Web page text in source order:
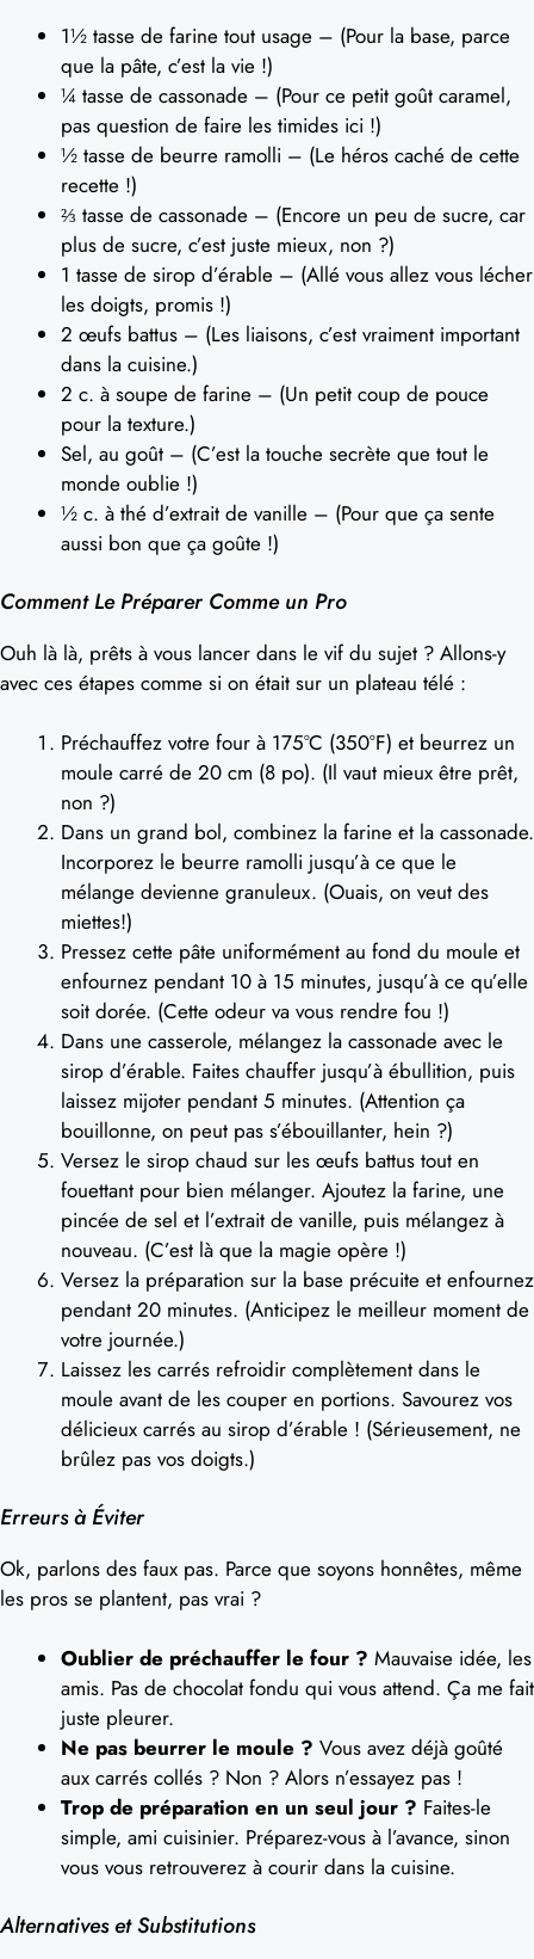
1½ tasse de farine tout usage – (Pour la base, parce
que la pâte, c’est la vie !)
¼ tasse de cassonade – (Pour ce petit goût caramel,
pas question de faire les timides ici !)
½ tasse de beurre ramolli – (Le héros caché de cette
recette !)
⅔ tasse de cassonade – (Encore un peu de sucre, car
plus de sucre, c’est juste mieux, non ?)
1 tasse de sirop d’érable – (Allé vous allez vous lécher
les doigts, promis !)
2 œufs battus – (Les liaisons, c’est vraiment important
dans la cuisine.)
2 c. à soupe de farine – (Un petit coup de pouce
pour la texture.)
Sel, au goût – (C’est la touche secrète que tout le
monde oublie !)
½ c. à thé d’extrait de vanille – (Pour que ça sente
aussi bon que ça goûte !)
Comment Le Préparer Comme un Pro
Ouh là là, prêts à vous lancer dans le vif du sujet ? Allons-y
avec ces étapes comme si on était sur un plateau télé :
Préchauffez votre four à 175°C (350°F) et beurrez un
moule carré de 20 cm (8 po). (Il vaut mieux être prêt,
non ?)
Dans un grand bol, combinez la farine et la cassonade.
Incorporez le beurre ramolli jusqu’à ce que le
mélange devienne granuleux. (Ouais, on veut des
miettes!)
Pressez cette pâte uniformément au fond du moule et
enfournez pendant 10 à 15 minutes, jusqu’à ce qu’elle
soit dorée. (Cette odeur va vous rendre fou !)
Dans une casserole, mélangez la cassonade avec le
sirop d’érable. Faites chauffer jusqu’à ébullition, puis
laissez mijoter pendant 5 minutes. (Attention ça
bouillonne, on peut pas s’ébouillanter, hein ?)
Versez le sirop chaud sur les œufs battus tout en
fouettant pour bien mélanger. Ajoutez la farine, une
pincée de sel et l’extrait de vanille, puis mélangez à
nouveau. (C’est là que la magie opère !)
Versez la préparation sur la base précuite et enfournez
pendant 20 minutes. (Anticipez le meilleur moment de
votre journée.)
Laissez les carrés refroidir complètement dans le
moule avant de les couper en portions. Savourez vos
délicieux carrés au sirop d’érable ! (Sérieusement, ne
brûlez pas vos doigts.)
Erreurs à Éviter
Ok, parlons des faux pas. Parce que soyons honnêtes, même
les pros se plantent, pas vrai ?
Oublier de préchauffer le four ? Mauvaise idée, les
amis. Pas de chocolat fondu qui vous attend. Ça me fait
juste pleurer.
Ne pas beurrer le moule ? Vous avez déjà goûté
aux carrés collés ? Non ? Alors n’essayez pas !
Trop de préparation en un seul jour ? Faites-le
simple, ami cuisinier. Préparez-vous à l’avance, sinon
vous vous retrouverez à courir dans la cuisine.
Alternatives et Substitutions